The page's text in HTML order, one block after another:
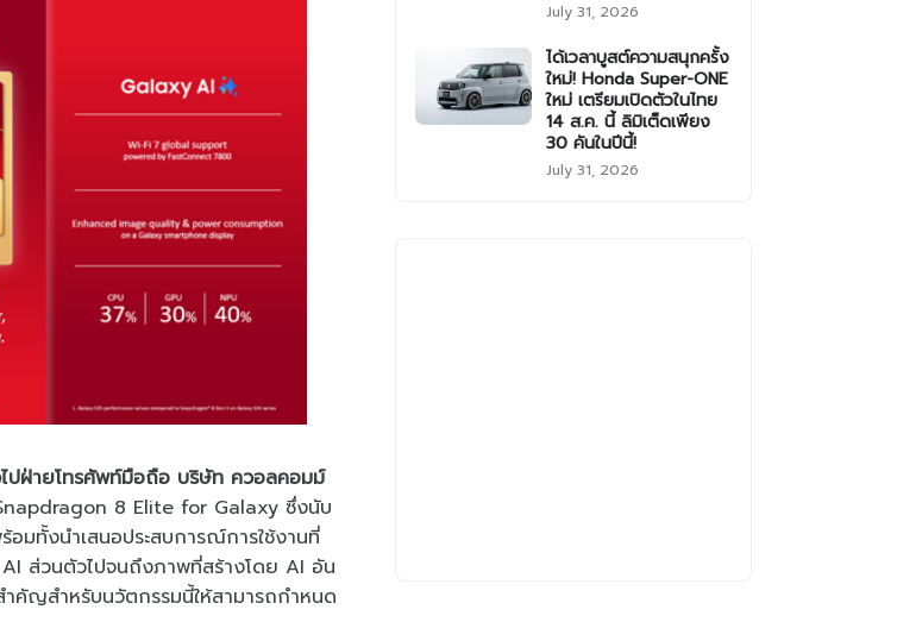
ปฝ่ายโทรศัพท์มือถือ บริษัท ควอลคอมม์
8 Elite for Galaxy ซึ่งนับ
มทั้งนำเสนอประสบการณ์การใช้งานที่
ส่วนตัวไปจนถึงภาพที่สร้างโดย AI อัน
คัญสำหรับนวัตกรรมนี้ให้สามารถกำหนด
July 31, 2026
ได้เวลาบูสต์ความสนุกครั้ง
ใหม่! Honda Super-ONE
ใหม่ เตรียมเปิดตัวในไทย
14 ส.ค. นี้ ลิมิเต็ดเพียง
30 คันในปีนี้!
July 31, 2026